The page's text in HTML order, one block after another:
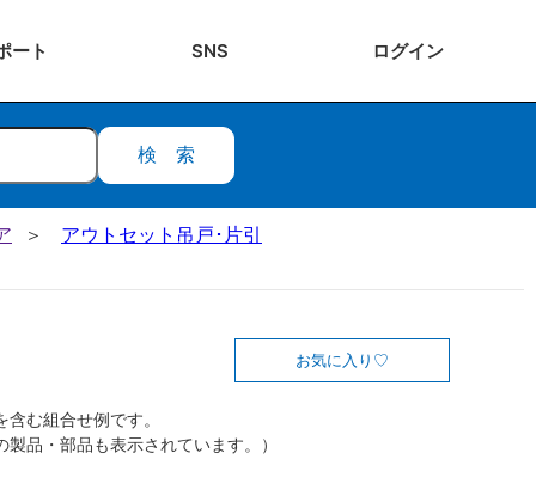
ート SNS ログイン
検索
アウトセット吊戸･片引
お気に入り
む組合せ例です。
製品・部品も表示されています。）